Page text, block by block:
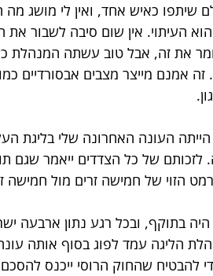
שיתפו כאיש אחד, ואין לי מושג
העיתוי. אין שום סיבה לשבור
את זה, אבל טוב עשתה המנהלת
אמנם מייצר מצבים אבסורדיים
זו הייתה העונה האחרונה שלי
לזכותם של כל הצדדים ייאמר שגם
הזוי של חמישה זרים מול חמישה
בתוקף, ובכל רגע נתון ארבעה
הליגה עמד לפוג בסוף אותה
להבטיח שהחוק הרוסי ייכנס